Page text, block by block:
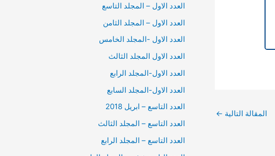
المقالة التالية ←
العدد الاول – المجلد التاسع
العدد الاول – المجلد الثامن
العدد الاول -المجلد الخامس
العدد الاول المجلد الثالث
العدد الاول-المجلد الرابع
العدد الاول-المجلد السابع
العدد التاسع – ابريل 2018
العدد التاسع – المجلد الثالث
العدد التاسع – المجلد الرابع